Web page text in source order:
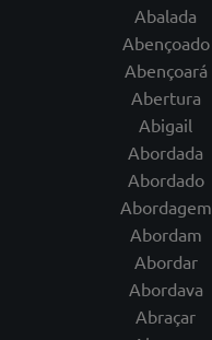
Abalada
Abençoado
Abençoará
Abertura
Abigail
Abordada
Abordado
Abordagem
Abordam
Abordar
Abordava
Abraçar